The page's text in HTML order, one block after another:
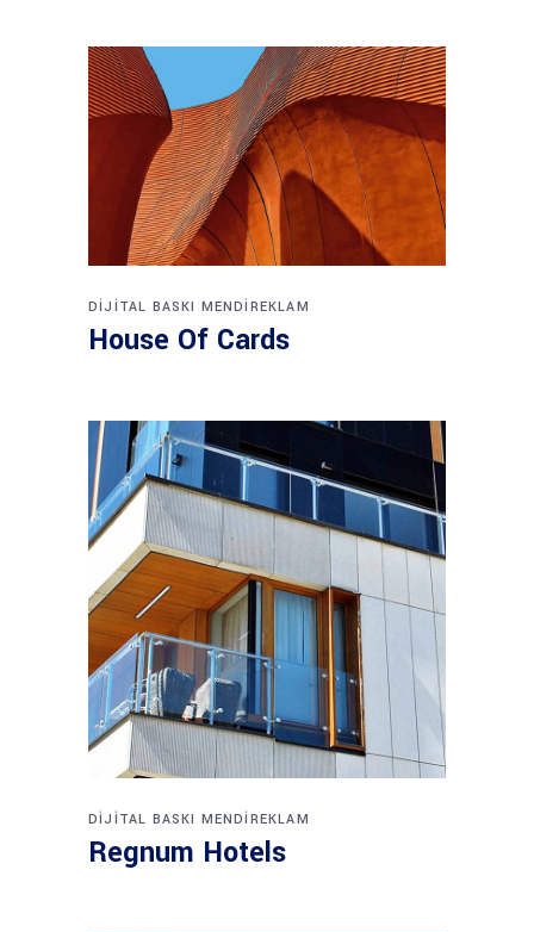
DIJITAL BASKI MENDIREKLAM
House Of Cards
DIJITAL BASKI MENDIREKLAM
Regnum Hotels